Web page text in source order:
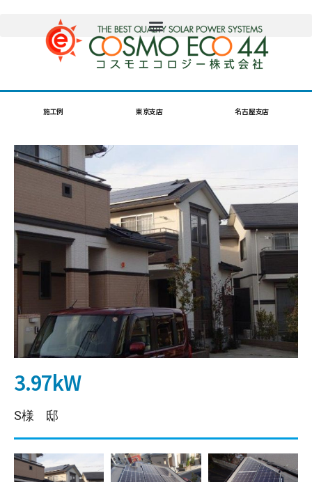
施工例 東京支店 名古屋支店
3.97kW
S様 邸